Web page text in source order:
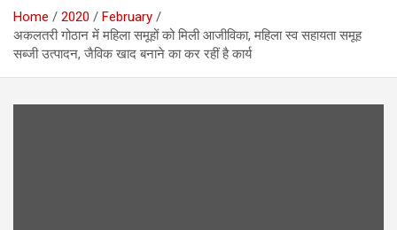
Home 2020
February
अकलतरी गोठान में महिला समूहों को मिली आजीविका, महिला स्व सहायता समूह
सब्जी उत्पादन, जैविक खाद बनाने का कर रहीं है कार्य